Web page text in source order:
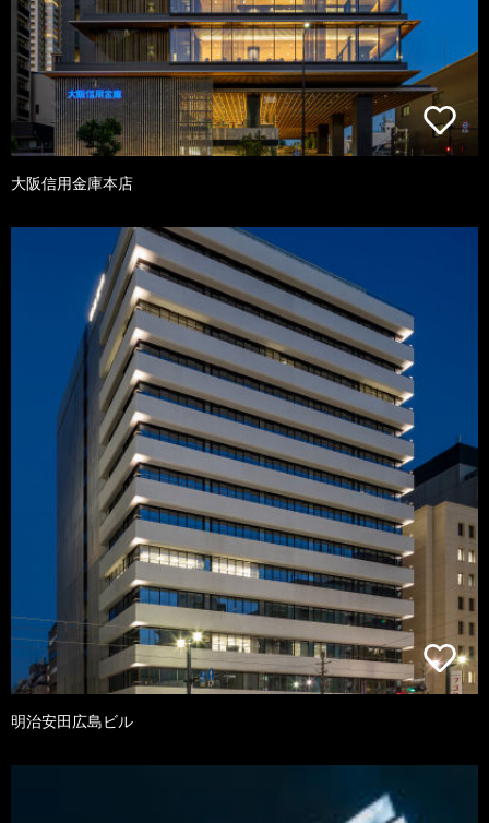
大阪信用金庫本店
明治安田広島ビル